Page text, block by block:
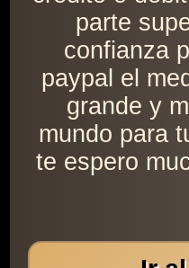
parte
confianza
paypal el
grande y
mundo para
te espero